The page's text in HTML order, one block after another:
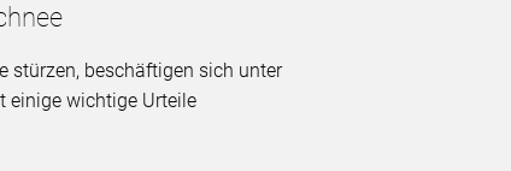
stürzen, beschäftigen sich unter
einige wichtige Urteile